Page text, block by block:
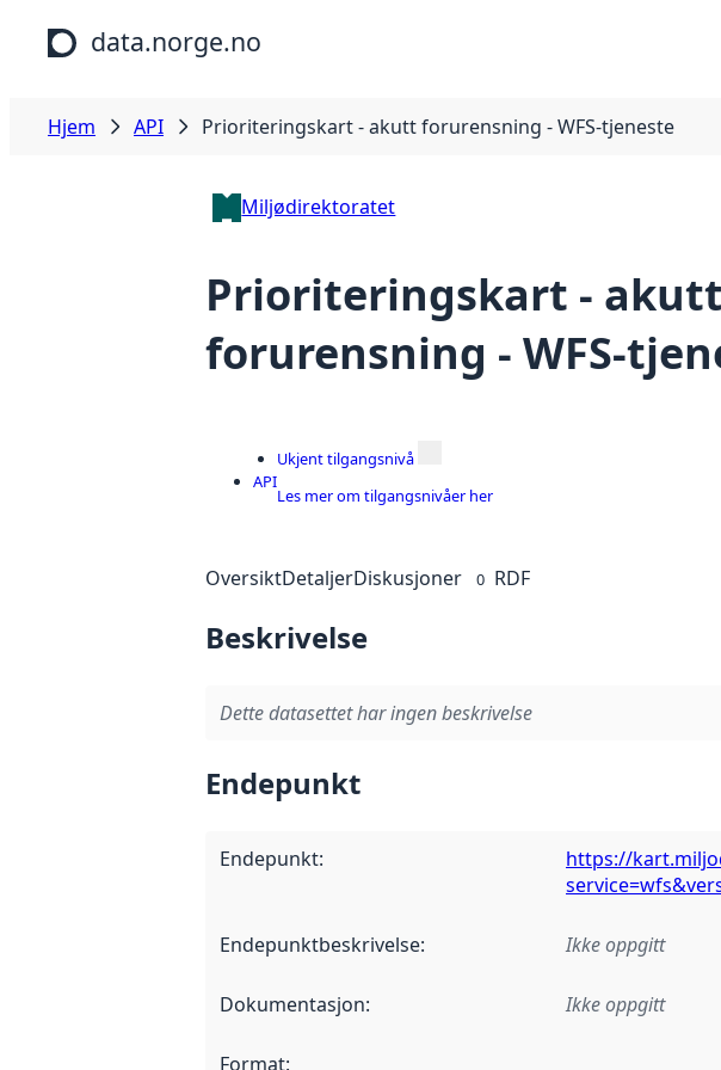
Hopp til hovedinnhold
data.norge.no
Hjem API Prioriteringskart - akutt forurensning - WFS-tjeneste
Miljødirektoratet
Prioriteringskart - akutt
forurensning - WFS-
API
Ukjent tilgangsnivå
Les mer om tilgangsnivåer her
OversiktDetaljerDiskusjoner 0 RDF
Beskrivelse
Dette datasettet har ingen beskrivelse
Endepunkt
Endepunkt:
https://
Endepunktbeskrivelse: Ikke oppgitt
Dokumentasjon: Ikke oppgitt
Format: